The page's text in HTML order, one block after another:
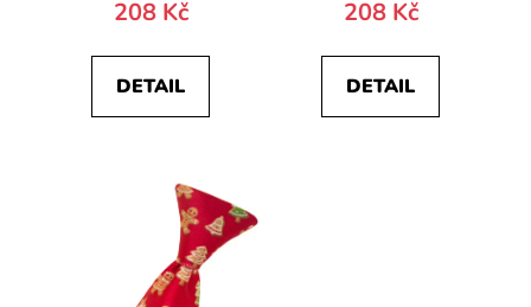
208 Kč
DETAIL
208 Kč
DETAIL